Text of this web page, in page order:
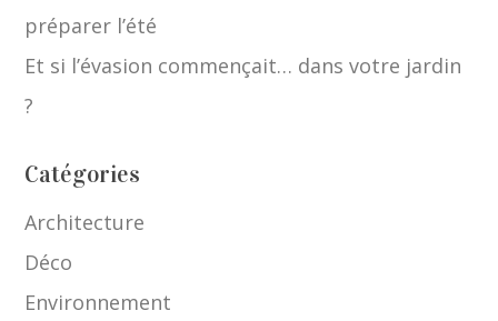
préparer l’été
Et si l’évasion commençait… dans votre jardin
?
Catégories
Architecture
Déco
Environnement